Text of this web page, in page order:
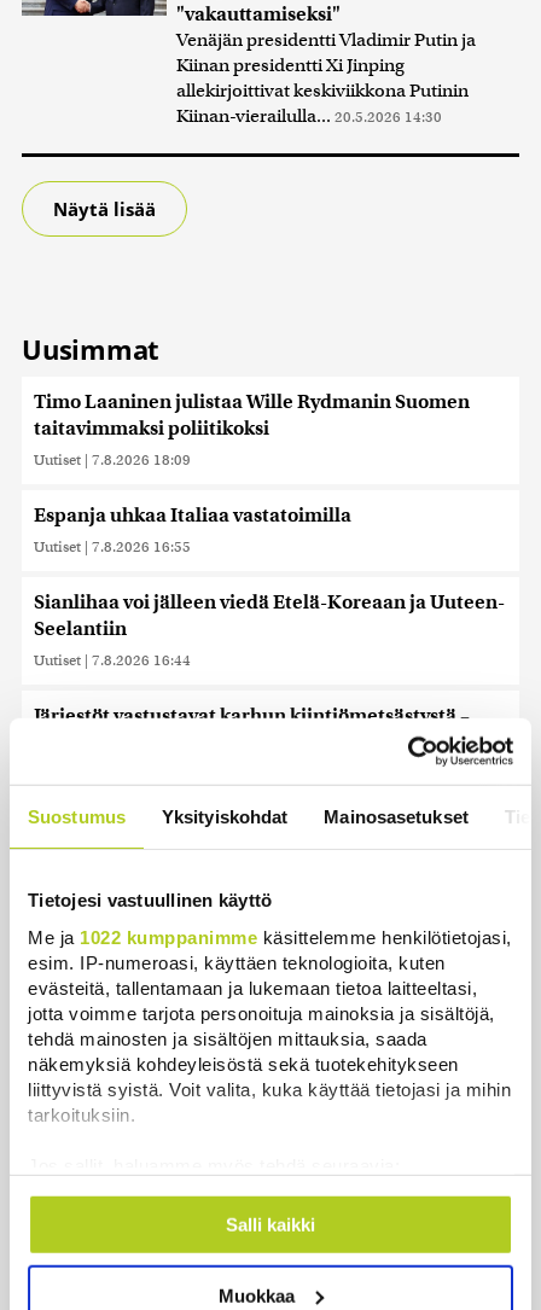
Suostumus Yksityiskohdat Mainosasetukset
Tietojesi vastuullinen käyttö
Me ja 1022 kumppanimme käsittelemme henkilötietojasi,
esim. IP-numeroasi, käyttäen teknologioita, kuten
evästeitä, tallentamaan ja lukemaan tietoa laitteeltasi,
jotta voimme tarjota personoituja mainoksia ja sisältöjä,
tehdä mainosten ja sisältöjen mittauksia, saada
näkemyksiä kohdeyleisöstä sekä tuotekehitykseen
liittyvistä syistä. Voit valita, kuka käyttää tietojasi ja mihin
tarkoituksiin.
Kerätä tietoja maantieteellisestä sijainnistasi,
mahdollisesti muutaman metrin tarkkuudella
ominaispiirteitä aktiivisesti (sormenjäljen
Salli kaikki
Muokkaa
"vakauttamiseksi"
Venäjän presidentti Vladimir Putin ja
Kiinan presidentti Xi Jinping
allekirjoittivat keskiviikkona Putinin
Kiinan-vierailulla... 20.5.2026 14:30
Näytä lisää
Uusimmat
Timo Laaninen julistaa Wille Rydmanin Suomen
taitavimmaksi poliitikoksi
Uutiset | 7.8.2026 18:09
Espanja uhkaa Italiaa vastatoimilla
Uutiset | 7.8.2026 16:55
Sianlihaa voi jälleen viedä Etelä-Koreaan ja Uuteen-
Seelantiin
Uutiset | 7.8.2026 16:44
Järjestöt vastustavat karhun kiintiömetsästystä –
poliisi vetoaa kansalaisten turvallisuuteen
Ruokavirasto muuttaa rajoituksia afrikkalaisen
sikaruton tartuntavyöhykkeellä
Somejättejä vaaditaan vastuuseen riippuvuuden
aiheuttamisesta
Uutiset | 7.8.2026 14:30
WSJ: Tiedustelutiedon mukaan Venäjä voisi testata
Naton kestävyyttä rajatulla aluehyökkäyksellä
Uutiset 7.8.2026 14:16
Metsäpalojen varalle tarvitaan kansallinen
suunnitelma, keskustan varapuheenjohtaja vaatii –
”Olisi naiivia ummistaa silmät”
Uutiset | 7.8.2026 13:58